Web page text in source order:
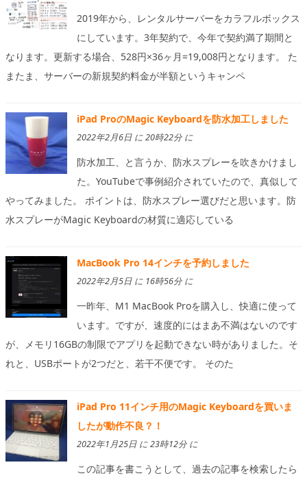
2019年から、レンタルサーバーをカラフルボックス
にしています。3年契約で、今年で契約満了期間と
なります。更新する場合、528円×36ヶ月=19,008円となります。 た
またま、サーバーの新規契約料金が半額というキャンペ
iPad ProのMagic Keyboardを防水加工しました
2022年2月6日 に 20時22分 に
防水加工、と言うか、防水スプレーを吹きかけまし
た。YouTubeで事例紹介されていたので、真似して
やってみました。 ポイントは、防水スプレー選びだと思います。防
水スプレーがMagic Keyboardの材質に適応している
MacBook Pro 14インチを予約しました
2022年2月5日 に 16時56分 に
一昨年、M1 MacBook Proを購入し、快適に使って
います。ですが、速度的にはまあ不満はないのです
が、メモリ16GBの制限でアプリを起動できない時がありました。そ
れと、USBポートが2つだと、若干不便です。 そのた
iPad Pro 11インチ用のMagic Keyboardを買いま
したが動作不良？！
2022年1月25日 に 23時12分 に
この記事を書こうとして、過去の記事を検索したら